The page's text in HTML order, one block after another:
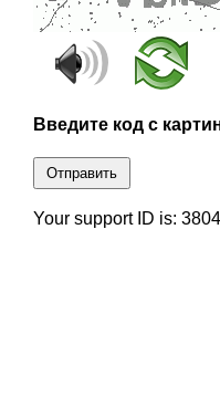
Введите код с
Отправить
Your support ID is: